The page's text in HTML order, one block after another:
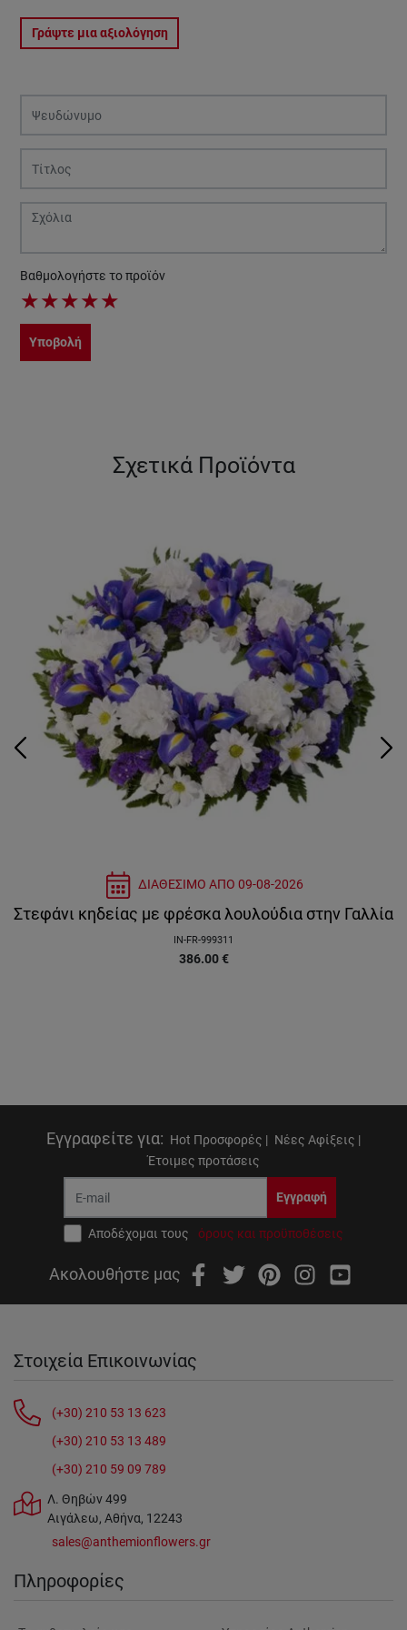
Γράψτε μια αξιολόγηση
Βαθμολογήστε το προϊόν
★★★★★
Υποβολή
Σχετικά Προϊόντα
ΔΙΑΘΕΣΙΜΟ ΑΠΟ 09-08-2026
Στεφάνι κηδείας με φρέσκα λουλούδια στην Γαλλία
IN-FR-999311
386.00 €
Εγγραφείτε για: Hot Προσφορές | Νέες Αφίξεις |
Έτοιμες προτάσεις
Εγγραφή
Αποδέχομαι τους όρους και προϋποθέσεις
Ακολουθήστε μας
Στοιχεία Επικοινωνίας
(+30) 210 53 13 623
(+30) 210 53 13 489
(+30) 210 59 09 789
Λ. Θηβών 499
Αιγάλεω, Αθήνα, 12243
sales@anthemionflowers.gr
Πληροφορίες